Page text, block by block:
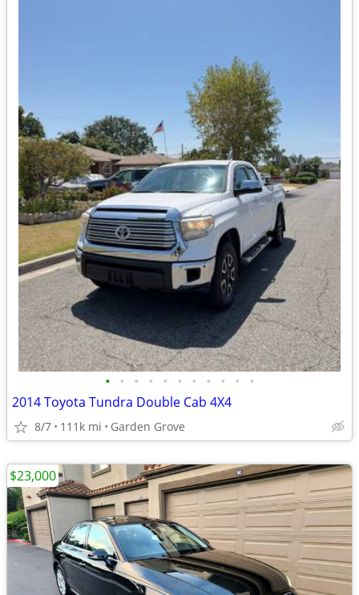
• • • • • • • • • • •
2014 Toyota Tundra Double Cab 4X4
8/7 111k mi Garden Grove
$23,000